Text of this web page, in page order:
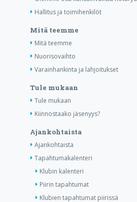
Hallitus ja toimihenkilöt
Mitä teemme
Mitä teemme
Nuorisovaihto
Varainhankinta ja lahjoitukset
Tule mukaan
Tule mukaan
Kiinnostaako jäsenyys?
Ajankohtaista
Ajankohtaista
Tapahtumakalenteri
Klubin kalenteri
Piirin tapahtumat
Klubien tapahtumat piirissä